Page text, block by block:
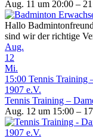
Aug. 11 um 20:00 –
Hallo
sind wir der richtige
Aug.
12
Mi.
15:00 Tennis Training
1907 e.V.
Tennis Training –
Aug. 12 um 15:00 –